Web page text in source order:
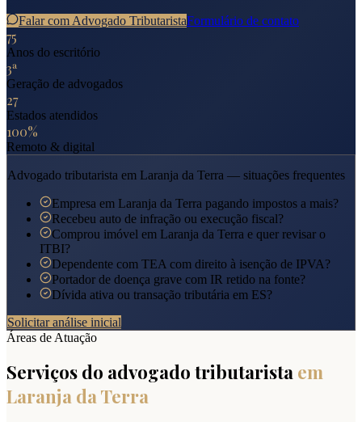
Falar com Advogado TributaristaFormulário de contato
75
Anos do escritório
3ª
Geração de advogados
27
Estados atendidos
100%
Remoto & digital
Advogado tributarista em Laranja da Terra — situações frequentes
Empresa em Laranja da Terra pagando impostos a mais?
Recebeu auto de infração ou execução fiscal?
Comprou imóvel em Laranja da Terra e quer revisar o
ITBI?
Dependente com TEA com direito à isenção de IPVA?
Portador de doença grave com IR retido na fonte?
Dívida ativa ou transação tributária em ES?
Solicitar análise inicial
Áreas de Atuação
Serviços do advogado tributarista em
Laranja da Terra